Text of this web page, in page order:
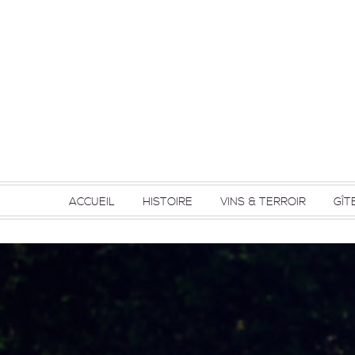
ACCUEIL HISTOIRE VINS & TERROIR